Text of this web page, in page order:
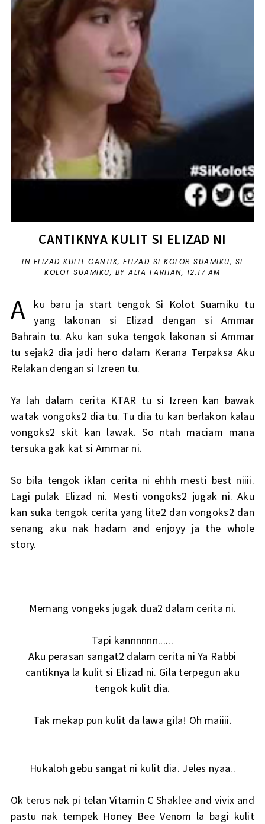
CANTIKNYA KULIT SI ELIZAD NI
IN ELIZAD KULIT CANTIK,ELIZAD SI KOLOR SUAMIKU, SI
KOLOT SUAMIKU, BY ALIA FARHAN, 12:17 AM
A
ku baru ja start tengok Si Kolot Suamiku tu
yang lakonan si Elizad dengan si Ammar
Bahrain tu. Aku kan suka tengok lakonan si Ammar
tu sejak2 dia jadi hero dalam Kerana Terpaksa Aku
Relakan dengan si Izreen tu.
Ya lah dalam cerita KTAR tu si Izreen kan bawak
watak vongoks2 dia tu. Tu dia tu kan berlakon kalau
vongoks2 skit kan lawak. So ntah maciam mana
tersuka gak kat si Ammar ni.
So bila tengok iklan cerita ni ehhh mesti best niiii.
Lagi pulak Elizad ni. Mesti vongoks2 jugak ni. Aku
kan suka tengok cerita yang lite2 dan vongoks2 dan
senang aku nak hadam and enjoyy ja the whole
story.
Memang vongeks jugak dua2 dalam cerita ni.
Tapi kannnnnn......
Aku perasan sangat2 dalam cerita ni Ya Rabbi
cantiknya la kulit si Elizad ni. Gila terpegun aku
tengok kulit dia.
Tak mekap pun kulit da lawa gila! Oh maiiii.
Hukaloh gebu sangat ni kulit dia. Jeles nyaa..
Ok terus nak pi telan Vitamin C Shaklee and vivix and
pastu nak tempek Honey Bee Venom la bagi kulit